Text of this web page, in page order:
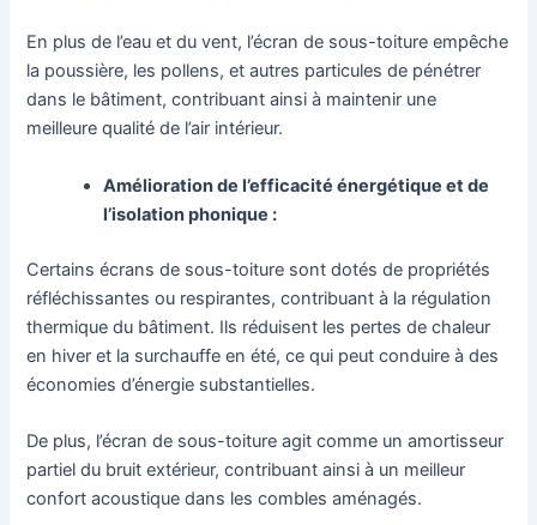
En plus de l’eau et du vent, l’écran de sous-toiture empêche
la poussière, les pollens, et autres particules de pénétrer
dans le bâtiment, contribuant ainsi à maintenir une
meilleure qualité de l’air intérieur.
Amélioration de l’efficacité énergétique et de
l’isolation phonique :
Certains écrans de sous-toiture sont dotés de propriétés
réfléchissantes ou respirantes, contribuant à la régulation
thermique du bâtiment. Ils réduisent les pertes de chaleur
en hiver et la surchauffe en été, ce qui peut conduire à des
économies d’énergie substantielles.
De plus, l’écran de sous-toiture agit comme un amortisseur
partiel du bruit extérieur, contribuant ainsi à un meilleur
confort acoustique dans les combles aménagés.